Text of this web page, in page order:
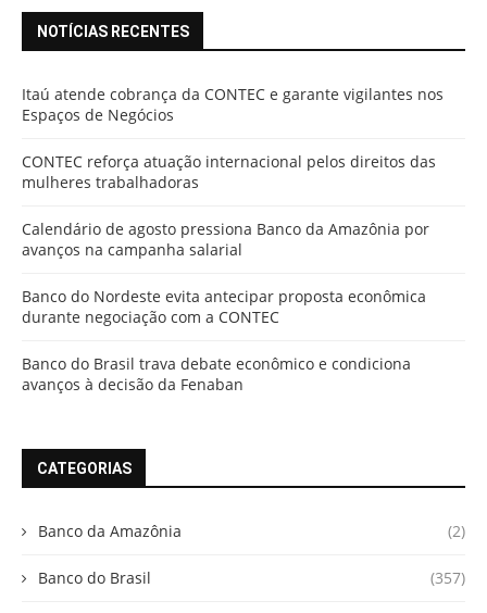
NOTÍCIAS RECENTES
Itaú atende cobrança da CONTEC e garante vigilantes nos
Espaços de Negócios
CONTEC reforça atuação internacional pelos direitos das
mulheres trabalhadoras
Calendário de agosto pressiona Banco da Amazônia por
avanços na campanha salarial
Banco do Nordeste evita antecipar proposta econômica
durante negociação com a CONTEC
Banco do Brasil trava debate econômico e condiciona
avanços à decisão da Fenaban
CATEGORIAS
Banco da Amazônia (2)
Banco do Brasil (357)